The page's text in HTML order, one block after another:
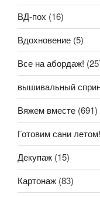
ВД-пох (16)
Вдохновение (5)
Все на абордаж!
вышивальный
Вяжем вместе (691)
Готовим сани летом!
Декупаж (15)
Картонаж (83)